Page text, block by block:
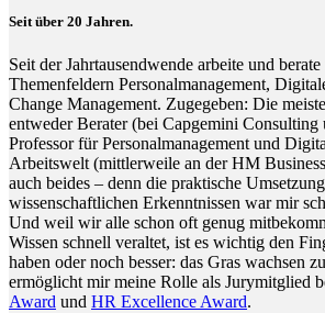
Seit über 20 Jahren.
Seit der Jahrtausendwende arbeite und
Themenfeldern Personalmanagement,
Change Management. Zugegeben: Die
entweder Berater (bei Capgemini
Professor für Personalmanagement und
Arbeitswelt (mittlerweile an der HM
auch beides – denn die praktische
wissenschaftlichen Erkenntnissen war mir
Und weil wir alle schon oft genug
Wissen schnell veraltet, ist es wichtig den
haben oder noch besser: das Gras wachsen
ermöglicht mir meine Rolle als Jurymitglied
Award und HR Excellence Award.